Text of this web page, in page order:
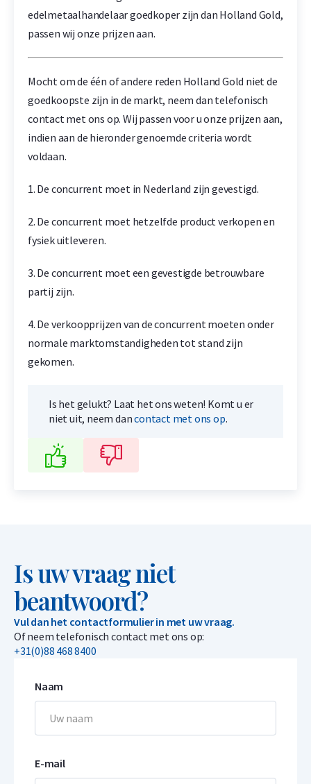
edelmetaalhandelaar goedkoper zijn dan Holland Gold,
passen wij onze prijzen aan.
Mocht om de één of andere reden Holland Gold niet de
goedkoopste zijn in de markt, neem dan telefonisch
contact met ons op. Wij passen voor u onze prijzen aan,
indien aan de hieronder genoemde criteria wordt
voldaan.
1. De concurrent moet in Nederland zijn gevestigd.
2. De concurrent moet hetzelfde product verkopen en
fysiek uitleveren.
3. De concurrent moet een gevestigde betrouwbare
partij zijn.
4. De verkoopprijzen van de concurrent moeten onder
normale marktomstandigheden tot stand zijn
gekomen.
Is het gelukt? Laat het ons weten! Komt u er
niet uit, neem dancontact met ons op.
Is uw vraag niet
beantwoord?
Vul dan het contactformulier in met uw vraag.
Of neem telefonisch contact met ons op:
+31(0)88 468 8400
Naam
E-mail